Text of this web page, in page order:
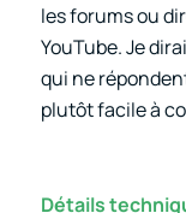
les forums ou
YouTube. Je
qui ne
plutôt facile à
Détails